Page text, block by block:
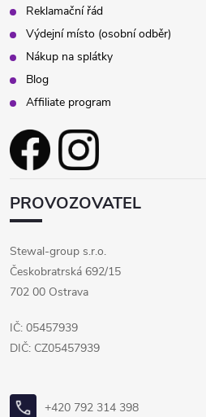
Reklamační řád
Výdejní místo (osobní odběr)
Nákup na splátky
Blog
Affiliate program
PROVOZOVATEL
Stewal-group s.r.o.
Českobratrská 692/15
702 00 Ostrava
IČ: 05457939
DIČ: CZ05457939
+420 792 314 398